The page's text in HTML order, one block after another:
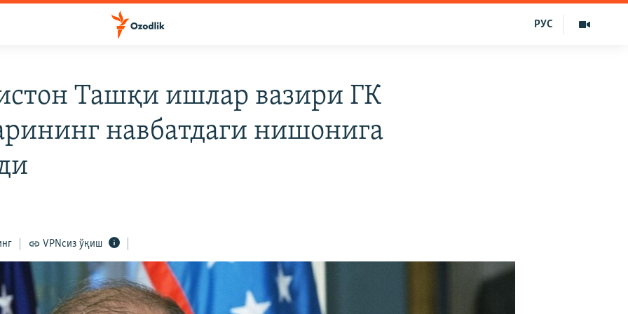
РУС
Ташқи ишлар вазири ГК
навбатдаги нишонига
VPNсиз ўқиш